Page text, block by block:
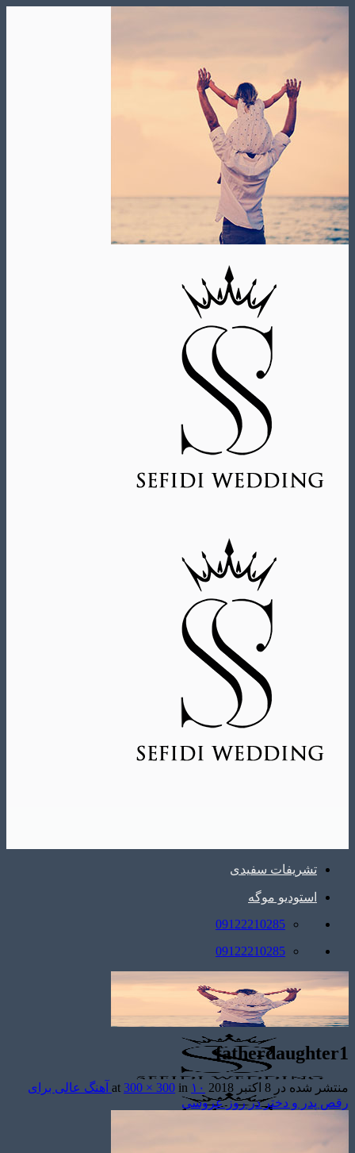
content
تشریفات سفیدی
استودیو موگه
09122210285
09122210285
fatherdaughter1
منتشر شده در 8 اکتبر 2018 300 × 300 in
۱۰ آهنگ عالی برای
رقص پدر و دختر در روز عروسی